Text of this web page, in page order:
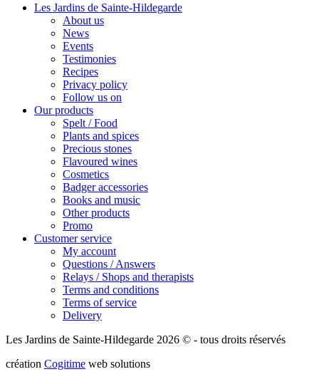
Les Jardins de Sainte-Hildegarde
About us
News
Events
Testimonies
Recipes
Privacy policy
Follow us on
Our products
Spelt / Food
Plants and spices
Precious stones
Flavoured wines
Cosmetics
Badger accessories
Books and music
Other products
Promo
Customer service
My account
Questions / Answers
Relays / Shops and therapists
Terms and conditions
Terms of service
Delivery
Les Jardins de Sainte-Hildegarde 2026 © - tous droits réservés
création Cogitime web solutions